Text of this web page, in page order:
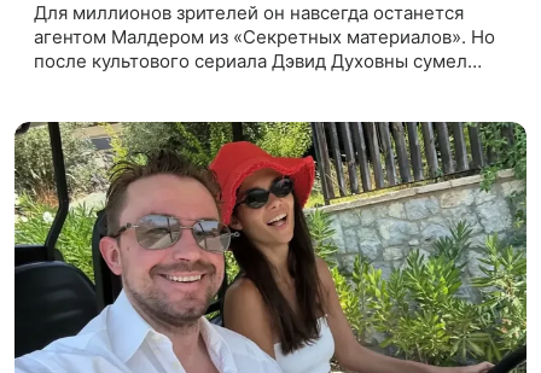
Для миллионов зрителей он навсегда останется
агентом Малдером из «Секретных материалов». Но
после культового сериала Дэвид Духовны сумел